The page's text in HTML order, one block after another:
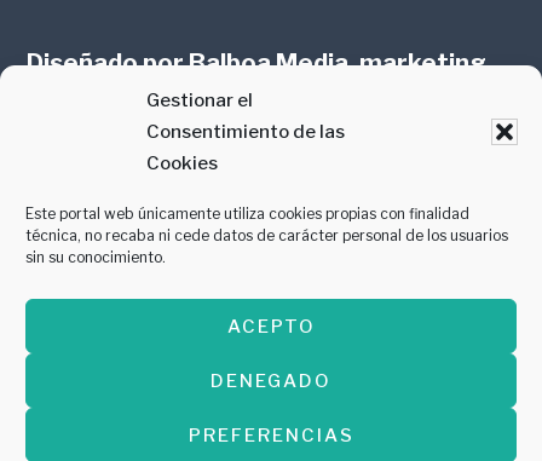
Gestionar el
Consentimiento de las
Cookies
Este portal web únicamente utiliza cookies propias con finalidad
técnica, no recaba ni cede datos de carácter personal de los usuarios
sin su conocimiento.
ACEPTO
DENEGADO
PREFERENCIAS
Diseñado porBalboa Media, marketing
online en Zaragoza
PREMIO AL MEJOR CONTENIDO
GASTROMANÍA 2018